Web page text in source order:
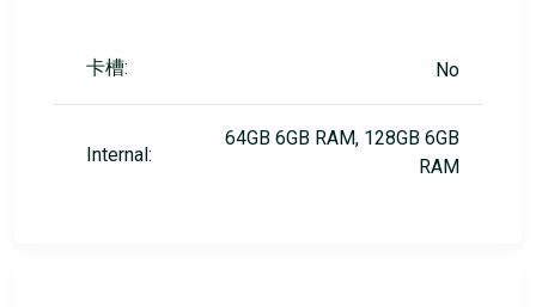
卡槽: No
Internal:
64GB 6GB RAM, 128GB 6GB
RAM